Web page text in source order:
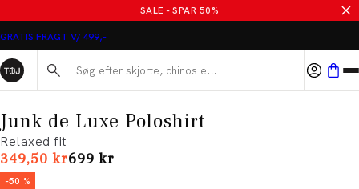
SALE - SPAR 50%
GRATIS FRAGT V/ 499,-
Søg her...
Junk de Luxe Poloshirt
Relaxed fit
349,50 krI alt (uden rabat)
699 kr
-50 %